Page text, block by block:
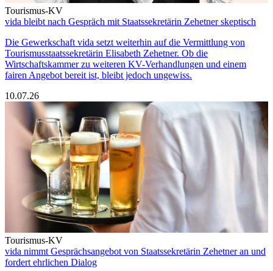
Tourismus-KV
vida bleibt nach Gespräch mit Staatssekretärin Zehetner skeptisch
Die Gewerkschaft vida setzt weiterhin auf die Vermittlung von
Tourismusstaatssekretärin Elisabeth Zehetner. Ob die
Wirtschaftskammer zu weiteren KV-Verhandlungen und einem
fairen Angebot bereit ist, bleibt jedoch ungewiss.
10.07.26
Tourismus-KV
vida nimmt Gesprächsangebot von Staatssekretärin Zehetner an und
fordert ehrlichen Dialog